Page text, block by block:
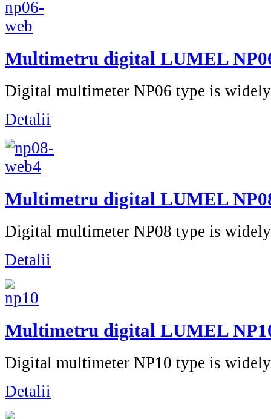
Multimetru digital LUMEL
Digital multimeter NP06 type is
Detalii
Multimetru digital LUMEL
Digital multimeter NP08 type is
Detalii
Multimetru digital LUMEL
Digital multimeter NP10 type is
Detalii